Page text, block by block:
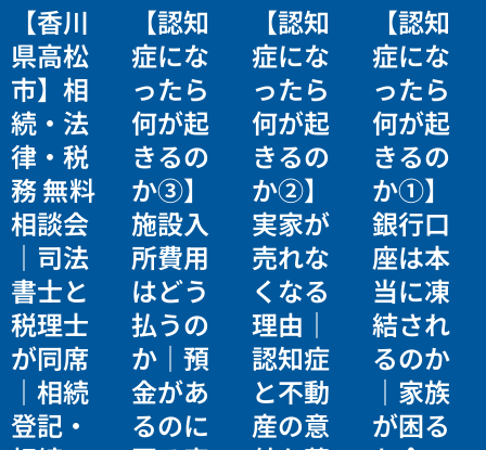
【香川
県高松
市】相
続・法
律・税
務 無料
相談会
｜司法
書士と
税理士
が同席
｜相続
登記・
【認知
症にな
ったら
何が起
きるの
か③】
施設入
所費用
はどう
払うの
か｜預
金があ
るのに
【認知
症にな
ったら
何が起
きるの
か②】
実家が
売れな
くなる
理由｜
認知症
と不動
産の意
【認知
症にな
ったら
何が起
きるの
か①】
銀行口
座は本
当に凍
結され
るのか
｜家族
が困る